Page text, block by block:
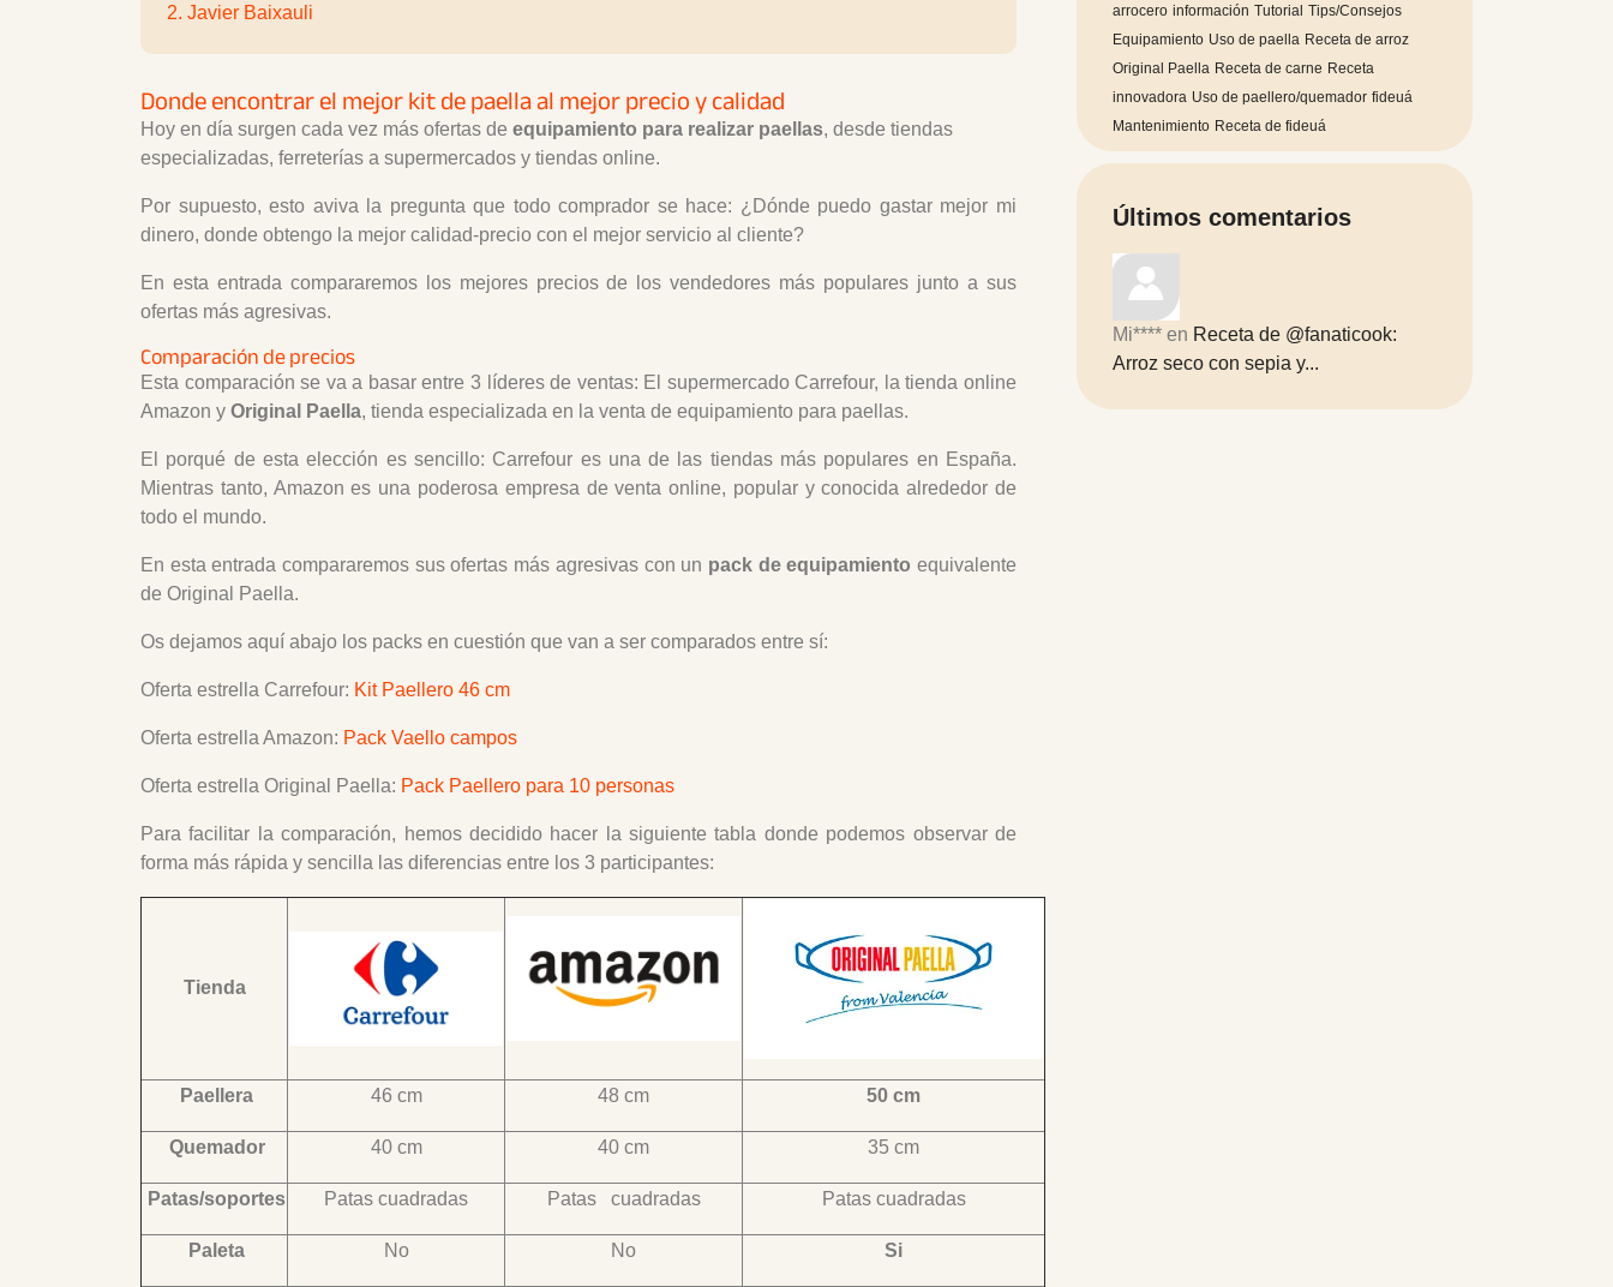
2. Javier Baixauli
Donde encontrar el mejor kit de paella al mejor precio y calidad
Hoy en día surgen cada vez más ofertas de equipamiento para realizar paellas, desde tiendas
especializadas, ferreterías a supermercados y tiendas online.
Por supuesto, esto aviva la pregunta que todo comprador se hace: ¿Dónde puedo gastar mejor mi
dinero, donde obtengo la mejor calidad-precio con el mejor servicio al cliente?
En esta entrada compararemos los mejores precios de los vendedores más populares junto a sus
ofertas más agresivas.
Comparación de precios
Esta comparación se va a basar entre 3 líderes de ventas: El supermercado Carrefour, la tienda online
Amazon y Original Paella, tienda especializada en la venta de equipamiento para paellas.
El porqué de esta elección es sencillo: Carrefour es una de las tiendas más populares en España.
Mientras tanto, Amazon es una poderosa empresa de venta online, popular y conocida alrededor de
todo el mundo.
En esta entrada compararemos sus ofertas más agresivas con un pack de equipamiento equivalente
de Original Paella.
Os dejamos aquí abajo los packs en cuestión que van a ser comparados entre sí:
Oferta estrella Carrefour: Kit Paellero 46 cm
Oferta estrella Amazon: Pack Vaello campos
Oferta estrella Original Paella: Pack Paellero para 10 personas
Para facilitar la comparación, hemos decidido hacer la siguiente tabla donde podemos observar de
forma más rápida y sencilla las diferencias entre los 3 participantes:
Tienda
Paellera 46 cm 48 cm 50 cm
Quemador 40 cm 40 cm 35 cm
Patas/soportes Patas cuadradas Patas cuadradas Patas cuadradas
Paleta No No Si
arrocero información Tutorial Tips/Consejos
Equipamiento Uso de paella Receta de arroz
Original Paella Receta de carne Receta
innovadora Uso de paellero/quemador fideuá
Mantenimiento Receta de fideuá
Últimos comentarios
Mi**** en Receta de @fanaticook:
Arroz seco con sepia y...